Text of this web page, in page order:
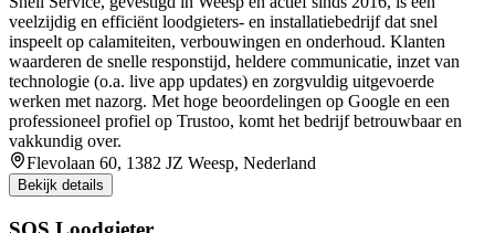
veelzijdig en efficiënt loodgieters- en installatiebedrijf dat snel
inspeelt op calamiteiten, verbouwingen en onderhoud. Klanten
waarderen de snelle responstijd, heldere communicatie, inzet van
technologie (o.a. live app updates) en zorgvuldig uitgevoerde
werken met nazorg. Met hoge beoordelingen op Google en een
professioneel profiel op Trustoo, komt het bedrijf betrouwbaar en
vakkundig over.
Flevolaan 60, 1382 JZ Weesp, Nederland
Bekijk details